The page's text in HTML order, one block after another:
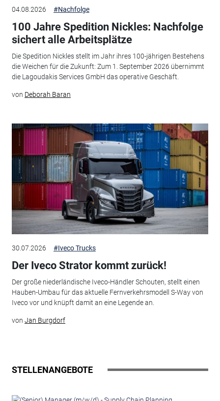
04.08.2026 #Nachfolge
100 Jahre Spedition Nickles: Nachfolge
sichert alle Arbeitsplätze
Die Spedition Nickles stellt im Jahr ihres 100-jährigen Bestehens
die Weichen für die Zukunft: Zum 1. September 2026 übernimmt
die Lagoudakis Services GmbH das operative Geschäft.
von Deborah Baran
30.07.2026 #Iveco Trucks
Der Iveco Strator kommt zurück!
Der große niederländische Iveco-Händler Schouten, stellt einen
Hauben-Umbau für das aktuelle Fernverkehrsmodell S-Way von
Iveco vor und knüpft damit an eine Legende an.
von Jan Burgdorf
STELLENANGEBOTE